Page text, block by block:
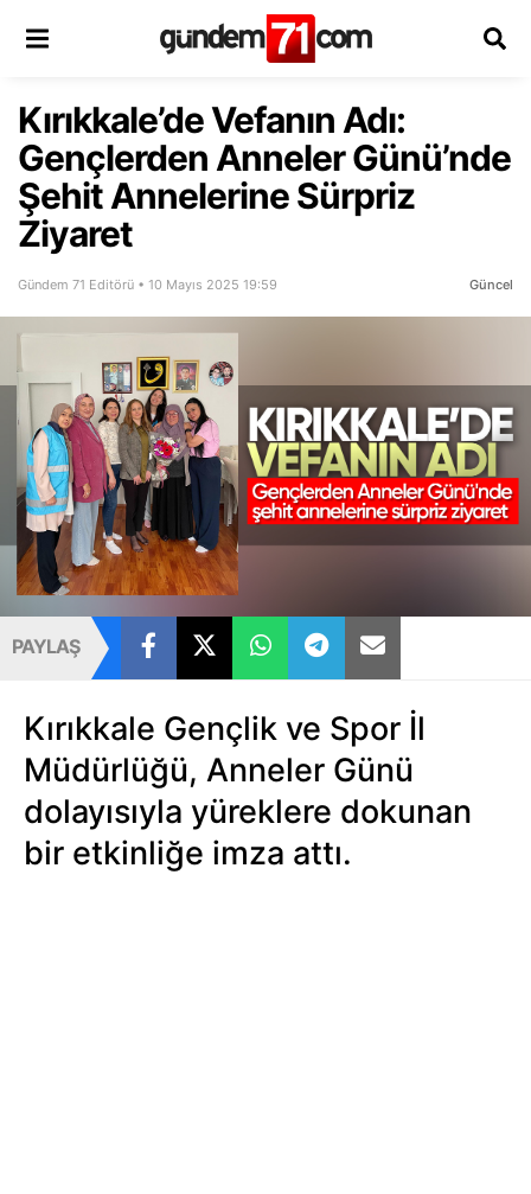
Kırıkkale’de Vefanın Adı:
Gençlerden Anneler Günü’nde
Şehit Annelerine Sürpriz
Ziyaret
Gündem 71 Editörü • 10 Mayıs 2025 19:59 Güncel
PAYLAŞ
Kırıkkale Gençlik ve Spor İl
Müdürlüğü, Anneler Günü
dolayısıyla yüreklere dokunan
bir etkinliğe imza attı.